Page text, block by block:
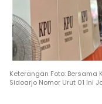
Keterangan Foto: Bersama
Sidoarjo Nomor Urut 01 Ini